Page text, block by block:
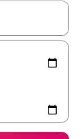
flèches vers le